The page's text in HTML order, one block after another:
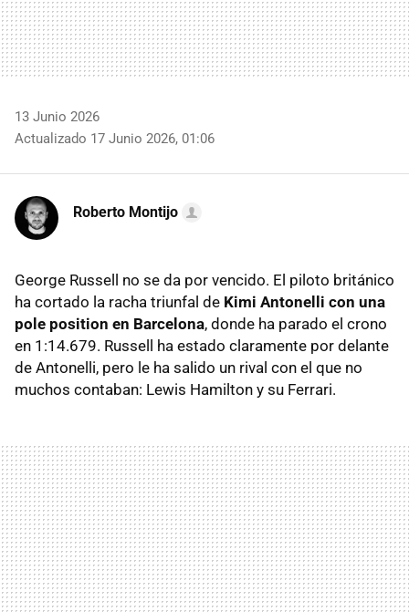
13 Junio 2026
Actualizado 17 Junio 2026, 01:06
Roberto Montijo
George Russell no se da por vencido. El piloto británico
ha cortado la racha triunfal de Kimi Antonelli con una
pole position en Barcelona, donde ha parado el crono
en 1:14.679. Russell ha estado claramente por delante
de Antonelli, pero le ha salido un rival con el que no
muchos contaban: Lewis Hamilton y su Ferrari.